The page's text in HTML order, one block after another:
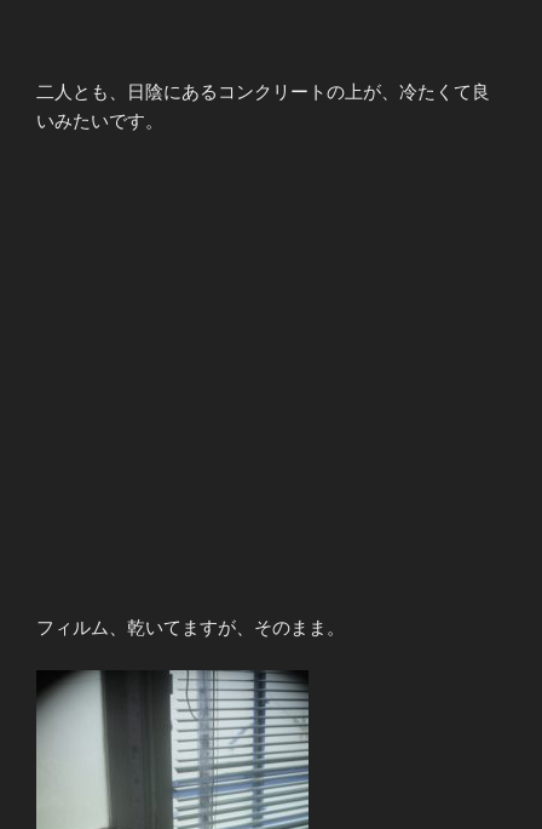
二人とも、日陰にあるコンクリートの上が、冷たくて良
いみたいです。
フィルム、乾いてますが、そのまま。